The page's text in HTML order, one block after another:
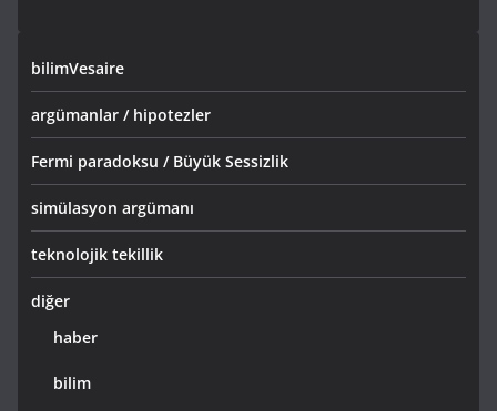
bilimVesaire
argümanlar / hipotezler
Fermi paradoksu / Büyük Sessizlik
simülasyon argümanı
teknolojik tekillik
diğer
haber
bilim